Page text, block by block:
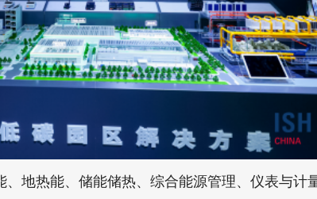
、地热能、储能储热、综合能源管理、仪表与计